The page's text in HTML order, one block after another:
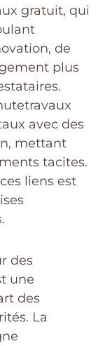
gratuit, qui
de
plus
avec des
mettant
tacites.
liens est
des
une
des
La